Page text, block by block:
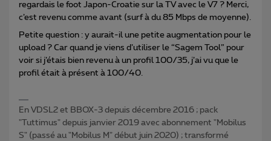
regardais le foot Japon-Croatie sur la TV avec le V7 ? Merci,
c’est revenu comme avant (surf à du 85 Mbps de moyenne).
Petite question : y aurait-il une petite augmentation pour le
upload ? Car quand je viens d’utiliser le “Sagem Tool” pour
voir si j’étais bien revenu à un profil 100/35, j’ai vu que le
profil était à présent à 100/40.
En VDSL2 et BBOX-3 depuis décembre 2016 ; pack
"Tuttimus" depuis janvier 2019 avec abonnement "Mobilus
S" (passé au "Mobilus M" début juin 2020) ; transformé